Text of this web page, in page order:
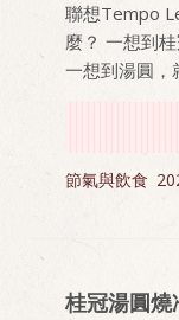
聯想Tempo
麼？ 一想到
一想到湯圓，
節氣與飲食
桂冠湯圓